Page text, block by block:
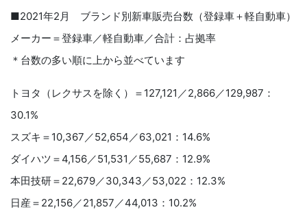
■2021年2月 ブランド別新車販売台数（登録車＋軽自動車）
メーカー＝登録車／軽自動車／合計：占拠率
＊台数の多い順に上から並べています
トヨタ（レクサスを除く）＝127,121／2,866／129,987：
30.1%
スズキ＝10,367／52,654／63,021：14.6%
ダイハツ＝4,156／51,531／55,687：12.9%
本田技研＝22,679／30,343／53,022：12.3%
日産＝22,156／21,857／44,013：10.2%